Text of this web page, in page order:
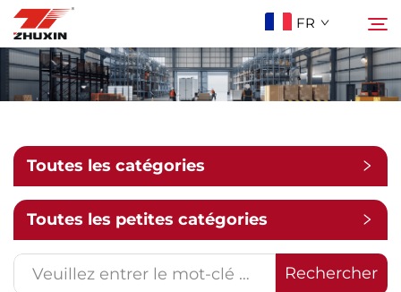
FR
Applications
Entreprise
Actualités
Toutes les catégories
Toutes les petites catégories
Rechercher